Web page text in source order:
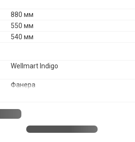
880 мм
550 мм
540 мм
Wellmart Indigo
Фанера